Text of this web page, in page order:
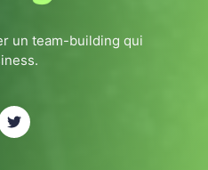
un team-building qui